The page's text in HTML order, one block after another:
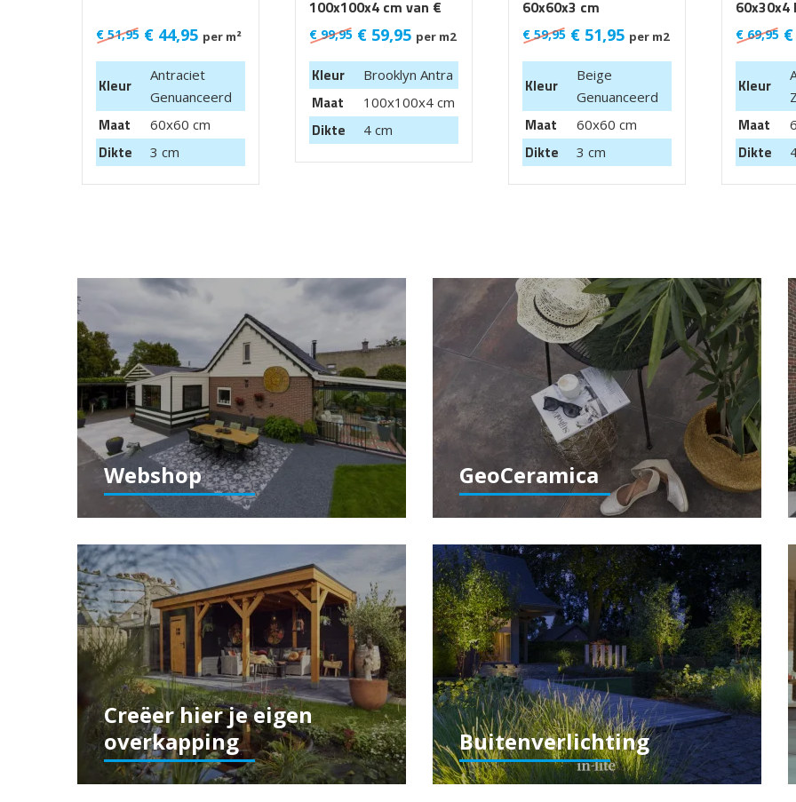
€51,95 € 44,95 per m²
Kleur
Antraciet
Genuanceerd
Maat 60x60 cm
Dikte 3 cm
100x100x4 cm van €
99,95 m2
€99,95 € 59,95 per m2
Kleur Brooklyn Antra
Maat 100x100x4 cm
Dikte 4 cm
60x60x3 cm
€59,95 € 51,95 per m2
Kleur
Beige
Genuanceerd
Maat 60x60 cm
Dikte 3 cm
60x30x4
€69,95 €
Kleur
Maat
Dikte
Webshop GeoCeramica
Creëer hier je eigen
overkapping
Buitenverlichting